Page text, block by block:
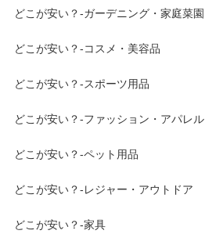
どこが安い？-ガーデニング・家庭菜園
どこが安い？-コスメ・美容品
どこが安い？-スポーツ用品
どこが安い？-ファッション・アパレル
どこが安い？-ペット用品
どこが安い？-レジャー・アウトドア
どこが安い？-家具